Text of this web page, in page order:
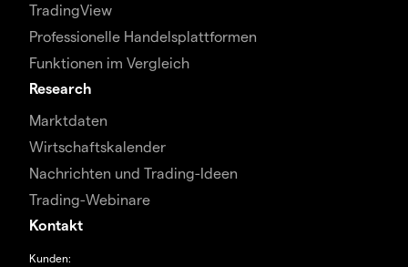
TradingView
Professionelle Handelsplattformen
Funktionen im Vergleich
Research
Marktdaten
Wirtschaftskalender
Nachrichten und Trading-Ideen
Trading-Webinare
Kontakt
Kunden: